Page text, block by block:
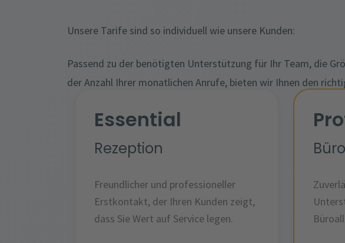
Unsere Tarife sind so individuell wie unsere Kunden:
Passend zu der benötigten Unterstützung für Ihr Team, die
der Anzahl Ihrer monatlichen Anrufe, bieten wir Ihnen den
Essential
Rezeption
Freundlicher und professioneller
Erstkontakt, der Ihren Kunden zeigt,
dass Sie Wert auf Service legen.